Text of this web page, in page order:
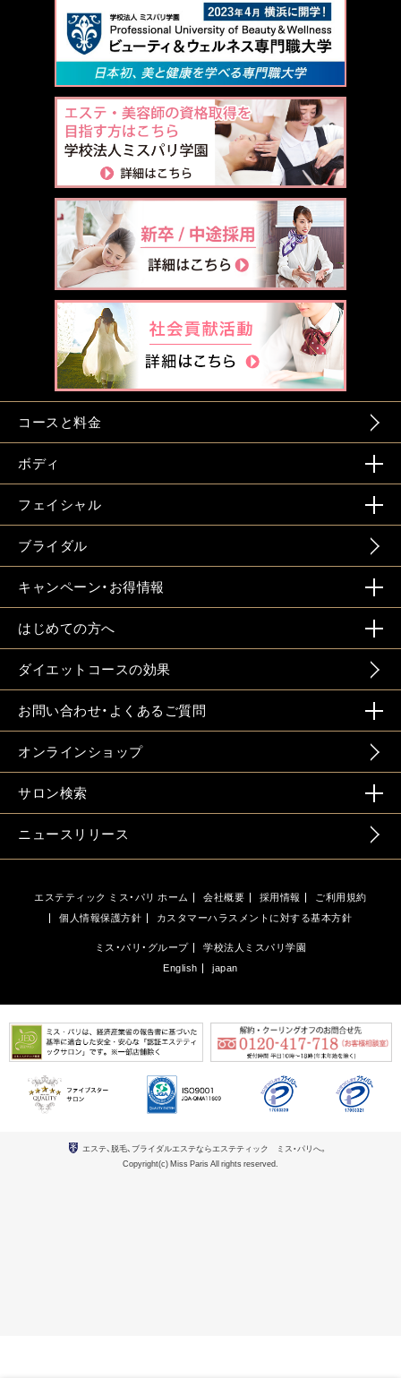
コースと料金
ボディ
フェイシャル
ブライダル
キャンペーン・お得情報
はじめての方へ
ダイエットコースの効果
お問い合わせ・よくあるご質問
オンラインショップ
サロン検索
ニュースリリース
エステティック ミス・パリ ホーム 会社概要 採用情報
ご利用規約
個人情報保護方針
カスタマーハラスメントに対する基本方針
ミス・パリ・グループ
学校法人ミスパリ学園
English
japan
エステ、脱毛、ブライダルエステならエステティック ミス・パリへ。
Copyright(c) Miss Paris All rights reserved.